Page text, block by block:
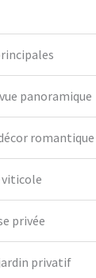
panoramique
romantique
viticole
privée
privatif